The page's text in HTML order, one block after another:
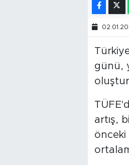
günü,
artış,
önceki